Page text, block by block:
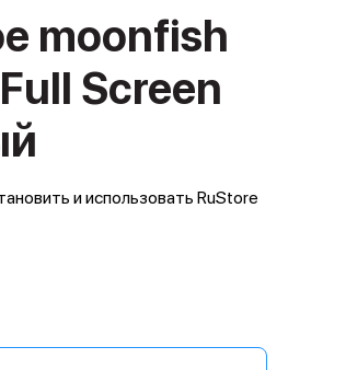
moonfish
Screen
и использовать RuStore